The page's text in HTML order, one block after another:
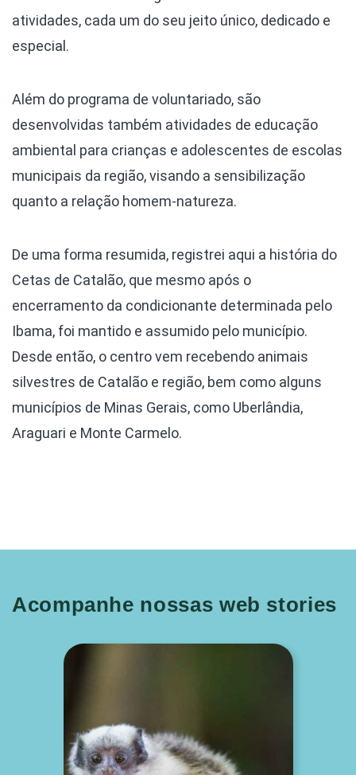
atividades, cada um do seu jeito único, dedicado e
especial.
Além do programa de voluntariado, são
desenvolvidas também atividades de educação
ambiental para crianças e adolescentes de escolas
municipais da região, visando a sensibilização
quanto a relação homem-natureza.
De uma forma resumida, registrei aqui a história do
Cetas de Catalão, que mesmo após o
encerramento da condicionante determinada pelo
Ibama, foi mantido e assumido pelo município.
Desde então, o centro vem recebendo animais
silvestres de Catalão e região, bem como alguns
municípios de Minas Gerais, como Uberlândia,
Araguari e Monte Carmelo.
Acompanhe nossas web stories